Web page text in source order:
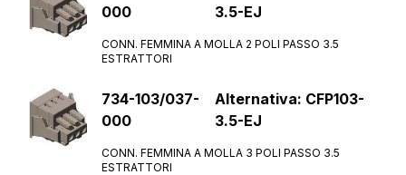
000
3.5-EJ
CONN. FEMMINA A MOLLA 2 POLI PASSO 3.5
ESTRATTORI
734-103/037-
000
Alternativa: CFP103-
3.5-EJ
CONN. FEMMINA A MOLLA 3 POLI PASSO 3.5
ESTRATTORI